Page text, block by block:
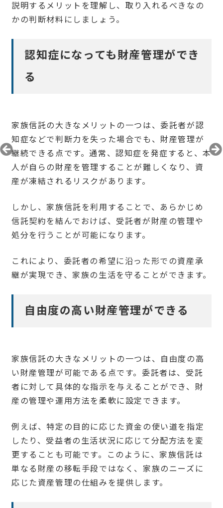
説明するメリットを理解し、取り入れるべきなの
かの判断材料にしましょう。
認知症になっても財産管理ができ
る
家族信託の大きなメリットの一つは、委託者が認
知症などで判断力を失った場合でも、財産管理が
継続できる点です。通常、認知症を発症すると、本
人が自らの財産を管理することが難しくなり、資
産が凍結されるリスクがあります。
しかし、家族信託を利用することで、あらかじめ
信託契約を結んでおけば、受託者が財産の管理や
処分を行うことが可能になります。
これにより、委託者の希望に沿った形での資産承
継が実現でき、家族の生活を守ることができます。
自由度の高い財産管理ができる
家族信託の大きなメリットの一つは、自由度の高
い財産管理が可能である点です。委託者は、受託
者に対して具体的な指示を与えることができ、財
産の管理や運用方法を柔軟に設定できます。
例えば、特定の目的に応じた資金の使い道を指定
したり、受益者の生活状況に応じて分配方法を変
更することも可能です。このように、家族信託は
単なる財産の移転手段ではなく、家族のニーズに
応じた資産管理の仕組みを提供します。